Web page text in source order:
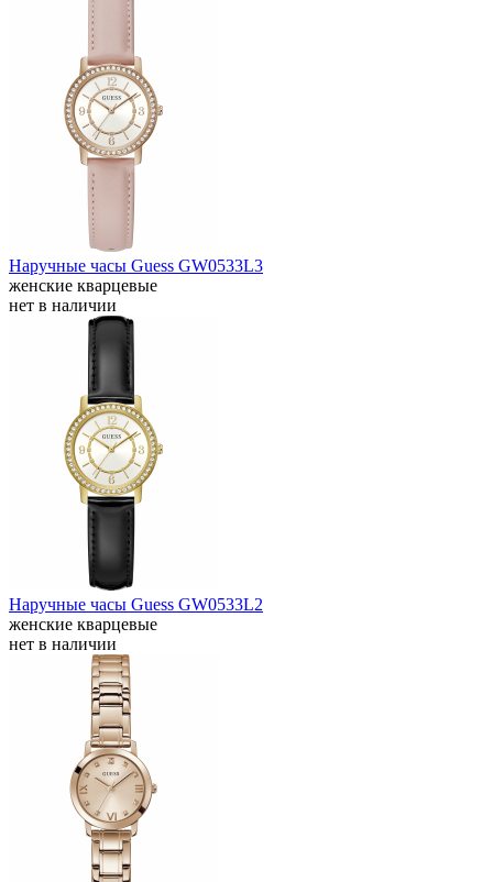
Наручные часы Guess GW0533L3
женские кварцевые
нет в наличии
Наручные часы Guess GW0533L2
женские кварцевые
нет в наличии